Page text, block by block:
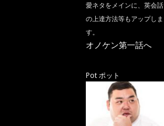
愛ネタをメインに、英会話
の上達方法等もアップしま
す。
オノケン第一話へ
Pot ポット